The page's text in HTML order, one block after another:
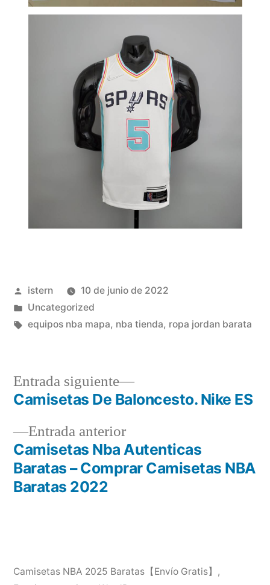
Publicado
por
istern
10 de junio de 2022
Publicado
en
Uncategorized
Etiquetas:
equipos nba mapa, nba tienda, ropa jordan barata
Navegación
de
entradas
Entrada anteriorEntrada
anterior:
Camisetas Nba Autenticas
Baratas – Comprar Camisetas NBA
Baratas 2022
Entrada siguiente
Entrada
siguiente:
Camisetas De Baloncesto. Nike ES
Camisetas NBA 2025 Baratas【Envío Gratis】 ,